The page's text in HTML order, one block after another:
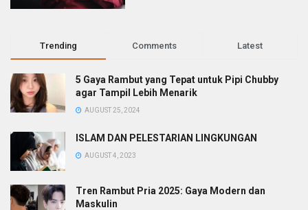
Trending Comments Latest
5 Gaya Rambut yang Tepat untuk Pipi Chubby
agar Tampil Lebih Menarik
AUGUST 25, 2024
ISLAM DAN PELESTARIAN LINGKUNGAN
AUGUST 4, 2023
Tren Rambut Pria 2025: Gaya Modern dan
Maskulin